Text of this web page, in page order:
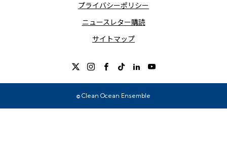
プライバシーポリシー
ニュースレター購読
サイトマップ
© Clean Ocean Ensemble